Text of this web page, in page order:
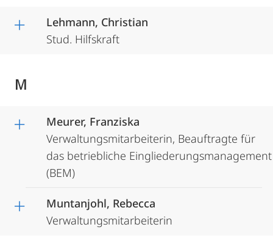
Lehmann, Christian
Stud. Hilfskraft
M
Meurer, Franziska
Verwaltungsmitarbeiterin, Beauftragte für
das betriebliche Eingliederungsmanagement
(BEM)
Muntanjohl, Rebecca
Verwaltungsmitarbeiterin